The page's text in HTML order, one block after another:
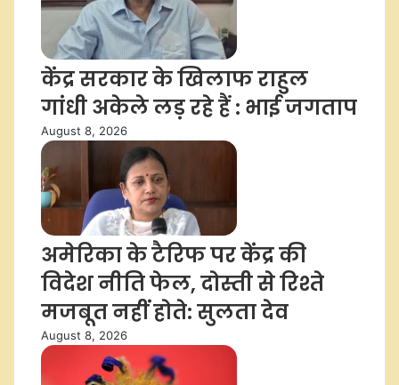
केंद्र सरकार के खिलाफ राहुल
गांधी अकेले लड़ रहे हैं : भाई जगताप
August 8, 2026
अमेरिका के टैरिफ पर केंद्र की
विदेश नीति फेल, दोस्ती से रिश्ते
मजबूत नहीं होते: सुलता देव
August 8, 2026